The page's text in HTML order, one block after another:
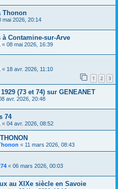
Thonon
mai 2026, 20:14
Contamine-sur-Arve
« 08 mai 2026, 16:39
« 18 avr. 2026, 11:10
1 2 3
(73 et 74) sur GENEANET
avr. 2026, 20:48
74
« 04 avr. 2026, 08:52
« 11 mars 2026, 08:43
« 06 mars 2026, 00:03
au XIXe siècle en Savoie